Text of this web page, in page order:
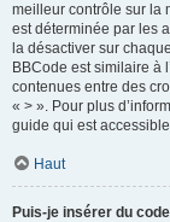
meilleur contrôle sur la
est déterminée par les
la désactiver sur
BBCode est similaire à
contenues entre des
« > ». Pour plus
guide qui est
Haut
Puis-je insérer du